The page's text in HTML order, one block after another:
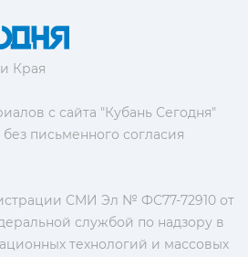
Края
с сайта "Кубань Сегодня"
письменного согласия
СМИ Эл № ФС77-72910 от
службой по надзору в
технологий и массовых